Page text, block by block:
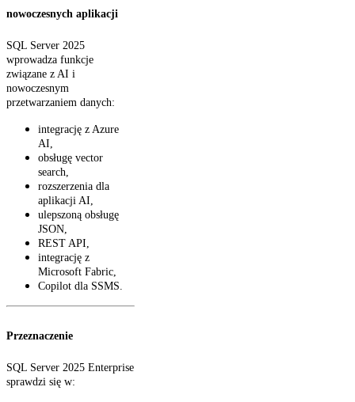
nowoczesnych aplikacji
SQL Server 2025
wprowadza funkcje
związane z AI i
nowoczesnym
przetwarzaniem danych:
integrację z Azure
AI,
obsługę vector
search,
rozszerzenia dla
aplikacji AI,
ulepszoną obsługę
JSON,
REST API,
integrację z
Microsoft Fabric,
Copilot dla SSMS.
Przeznaczenie
SQL Server 2025 Enterprise
sprawdzi się w: